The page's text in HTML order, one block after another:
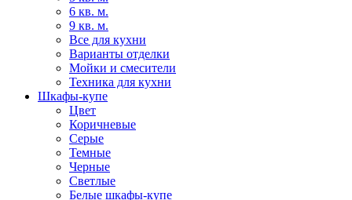
6 кв. м.
9 кв. м.
Все для кухни
Варианты отделки
Мойки и смесители
Техника для кухни
Шкафы-купе
Цвет
Коричневые
Серые
Темные
Черные
Светлые
Белые шкафы-купе